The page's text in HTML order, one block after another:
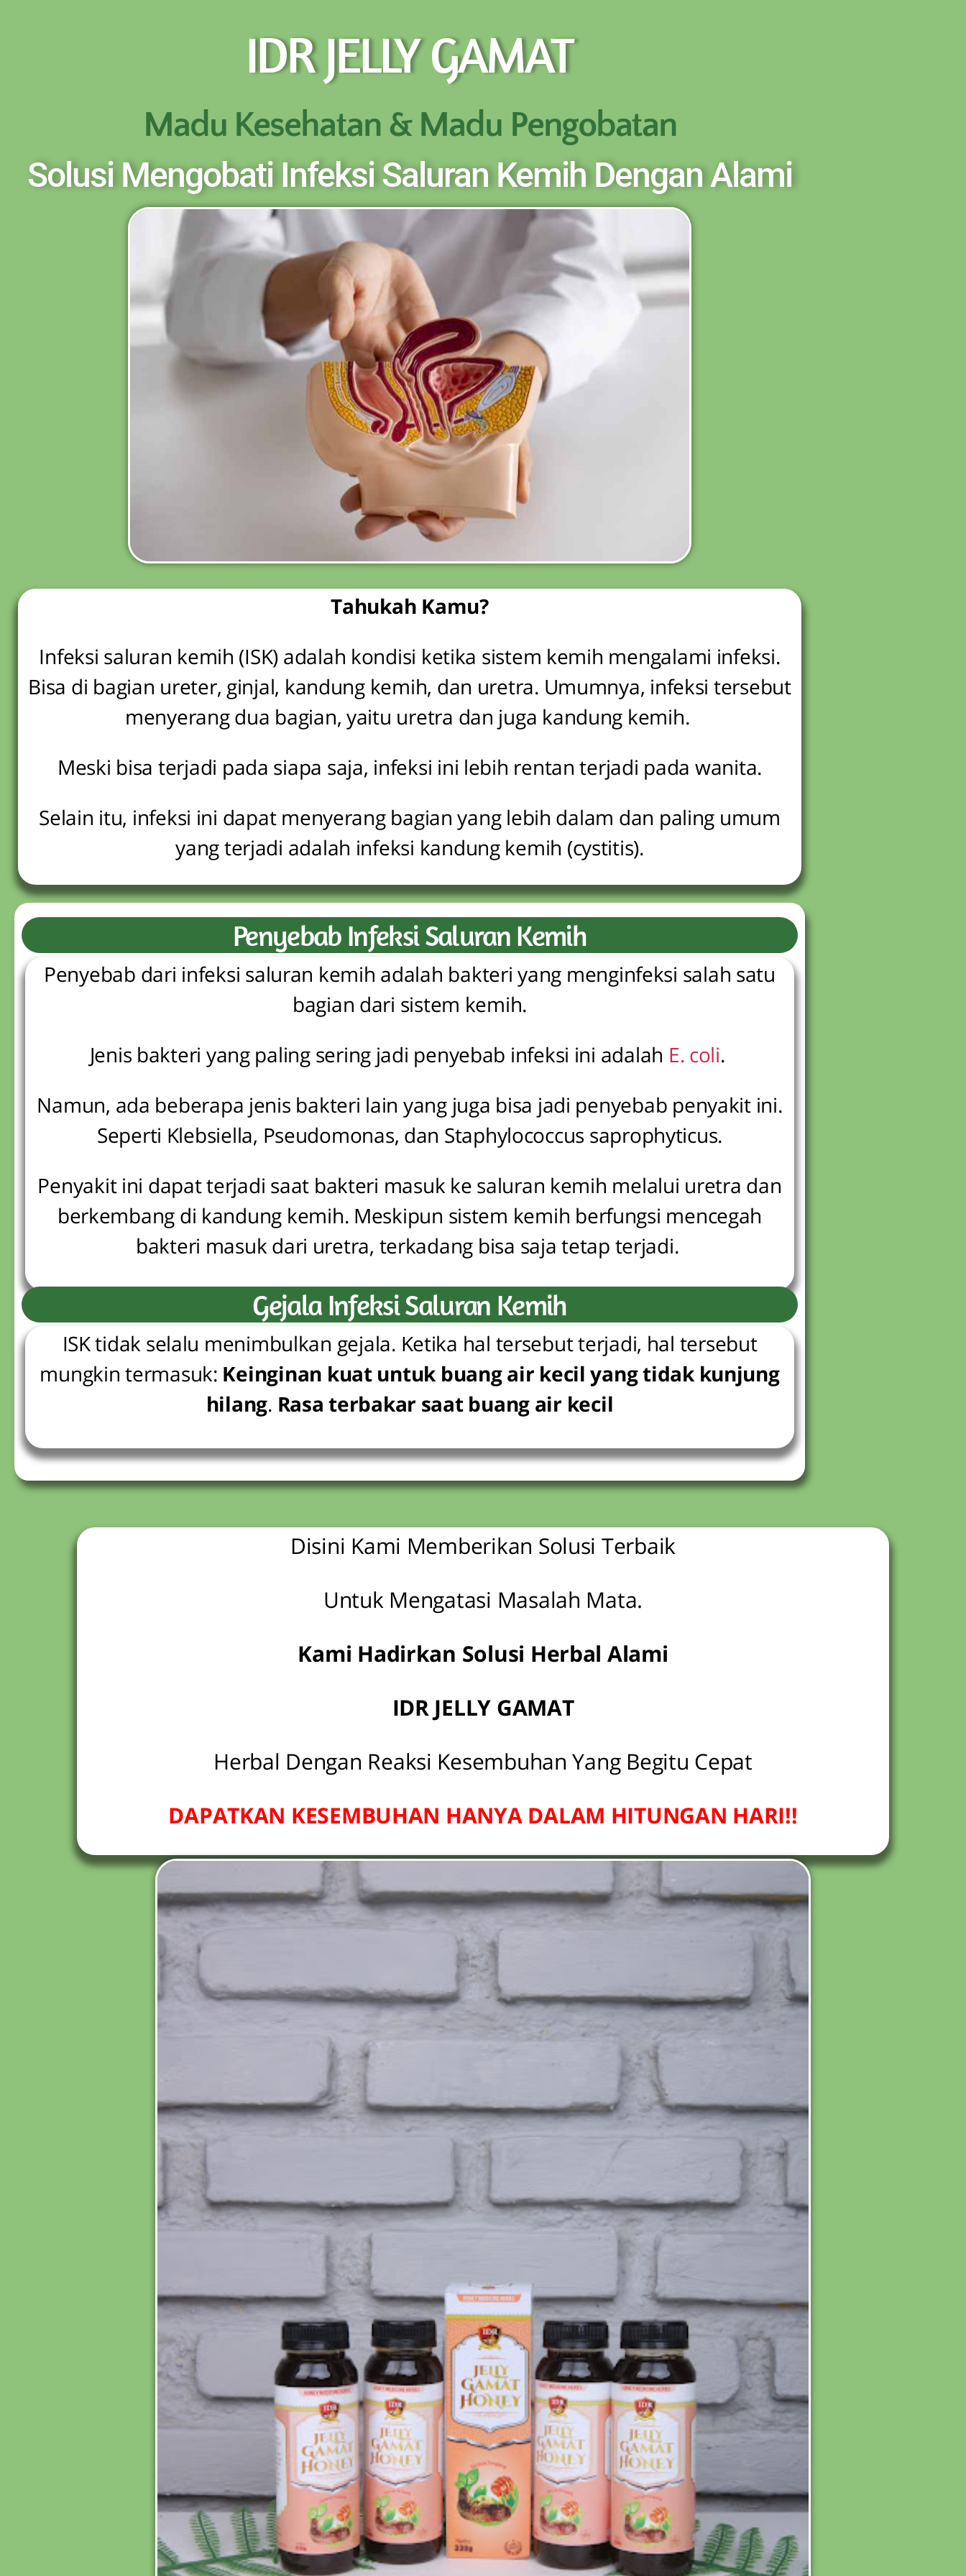
IDR JELLY GAMAT
Madu Kesehatan & Madu Pengobatan
Solusi Mengobati Infeksi Saluran Kemih Dengan Alami
Tahukah Kamu?
Infeksi saluran kemih (ISK) adalah kondisi ketika sistem kemih mengalami infeksi.
Bisa di bagian ureter, ginjal, kandung kemih, dan uretra. Umumnya, infeksi tersebut
menyerang dua bagian, yaitu uretra dan juga kandung kemih.
Meski bisa terjadi pada siapa saja, infeksi ini lebih rentan terjadi pada wanita.
Selain itu, infeksi ini dapat menyerang bagian yang lebih dalam dan paling umum
yang terjadi adalah infeksi kandung kemih (cystitis).
Penyebab Infeksi Saluran Kemih
Penyebab dari infeksi saluran kemih adalah bakteri yang menginfeksi salah satu
bagian dari sistem kemih.
Jenis bakteri yang paling sering jadi penyebab infeksi ini adalah E. coli.
Namun, ada beberapa jenis bakteri lain yang juga bisa jadi penyebab penyakit ini.
Seperti Klebsiella, Pseudomonas, dan Staphylococcus saprophyticus.
Penyakit ini dapat terjadi saat bakteri masuk ke saluran kemih melalui uretra dan
berkembang di kandung kemih. Meskipun sistem kemih berfungsi mencegah
bakteri masuk dari uretra, terkadang bisa saja tetap terjadi.
Gejala Infeksi Saluran Kemih
ISK tidak selalu menimbulkan gejala. Ketika hal tersebut terjadi, hal tersebut
mungkin termasuk: Keinginan kuat untuk buang air kecil yang tidak kunjung
hilang. Rasa terbakar saat buang air kecil
Disini Kami Memberikan Solusi Terbaik
Untuk Mengatasi Masalah Mata.
Kami Hadirkan Solusi Herbal Alami
IDR JELLY GAMAT
Herbal Dengan Reaksi Kesembuhan Yang Begitu Cepat
DAPATKAN KESEMBUHAN HANYA DALAM HITUNGAN HARI!!